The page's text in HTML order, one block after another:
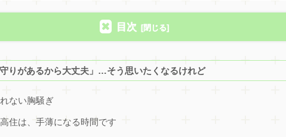
目次
守りがあるから大丈夫」…そう思いたくなるけれど
ない胸騒ぎ
住は、手薄になる時間です